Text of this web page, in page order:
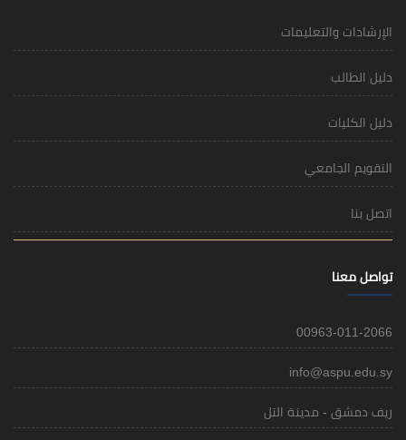
الإرشادات والتعليمات
دليل الطالب
دليل الكليات
التقويم الجامعي
اتصل بنا
تواصل معنا
00963-011-2066
info@aspu.edu.sy
ريف دمشق - مدينة التل